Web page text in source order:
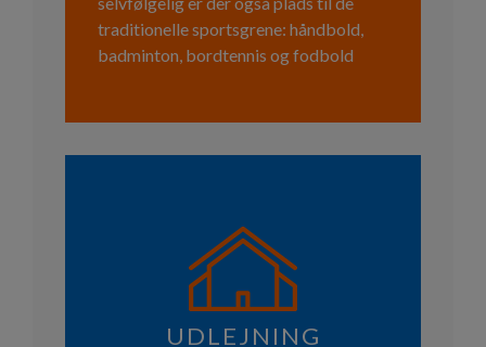
traditionelle sportsgrene: håndbold,
badminton, bordtennis og fodbold
UDLEJNING